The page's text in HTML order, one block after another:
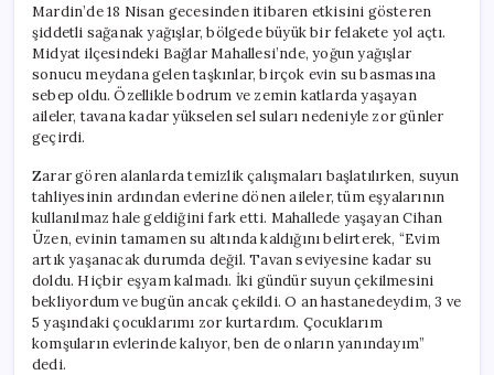
Neden
Oldu:
150
Ev
Gördü
için
Mardin’de 18 Nisan gecesinden itibaren etkisini gösteren
şiddetli sağanak yağışlar, bölgede büyük bir felakete yol açtı.
Midyat ilçesindeki Bağlar Mahallesi’nde, yoğun yağışlar
sonucu meydana gelen taşkınlar, birçok evin su basmasına
sebep oldu. Özellikle bodrum ve zemin katlarda yaşayan
aileler, tavana kadar yükselen sel suları nedeniyle zor günler
geçirdi.
Zarar gören alanlarda temizlik çalışmaları başlatılırken, suyun
tahliyesinin ardından evlerine dönen aileler, tüm eşyalarının
kullanılmaz hale geldiğini fark etti. Mahallede yaşayan Cihan
Üzen, evinin tamamen su altında kaldığını belirterek, “Evim
artık yaşanacak durumda değil. Tavan seviyesine kadar su
doldu. Hiçbir eşyam kalmadı. İki gündür suyun çekilmesini
bekliyordum ve bugün ancak çekildi. O an hastanedeydim, 3 ve
5 yaşındaki çocuklarımı zor kurtardım. Çocuklarım
komşuların evlerinde kalıyor, ben de onların yanındayım”
dedi.